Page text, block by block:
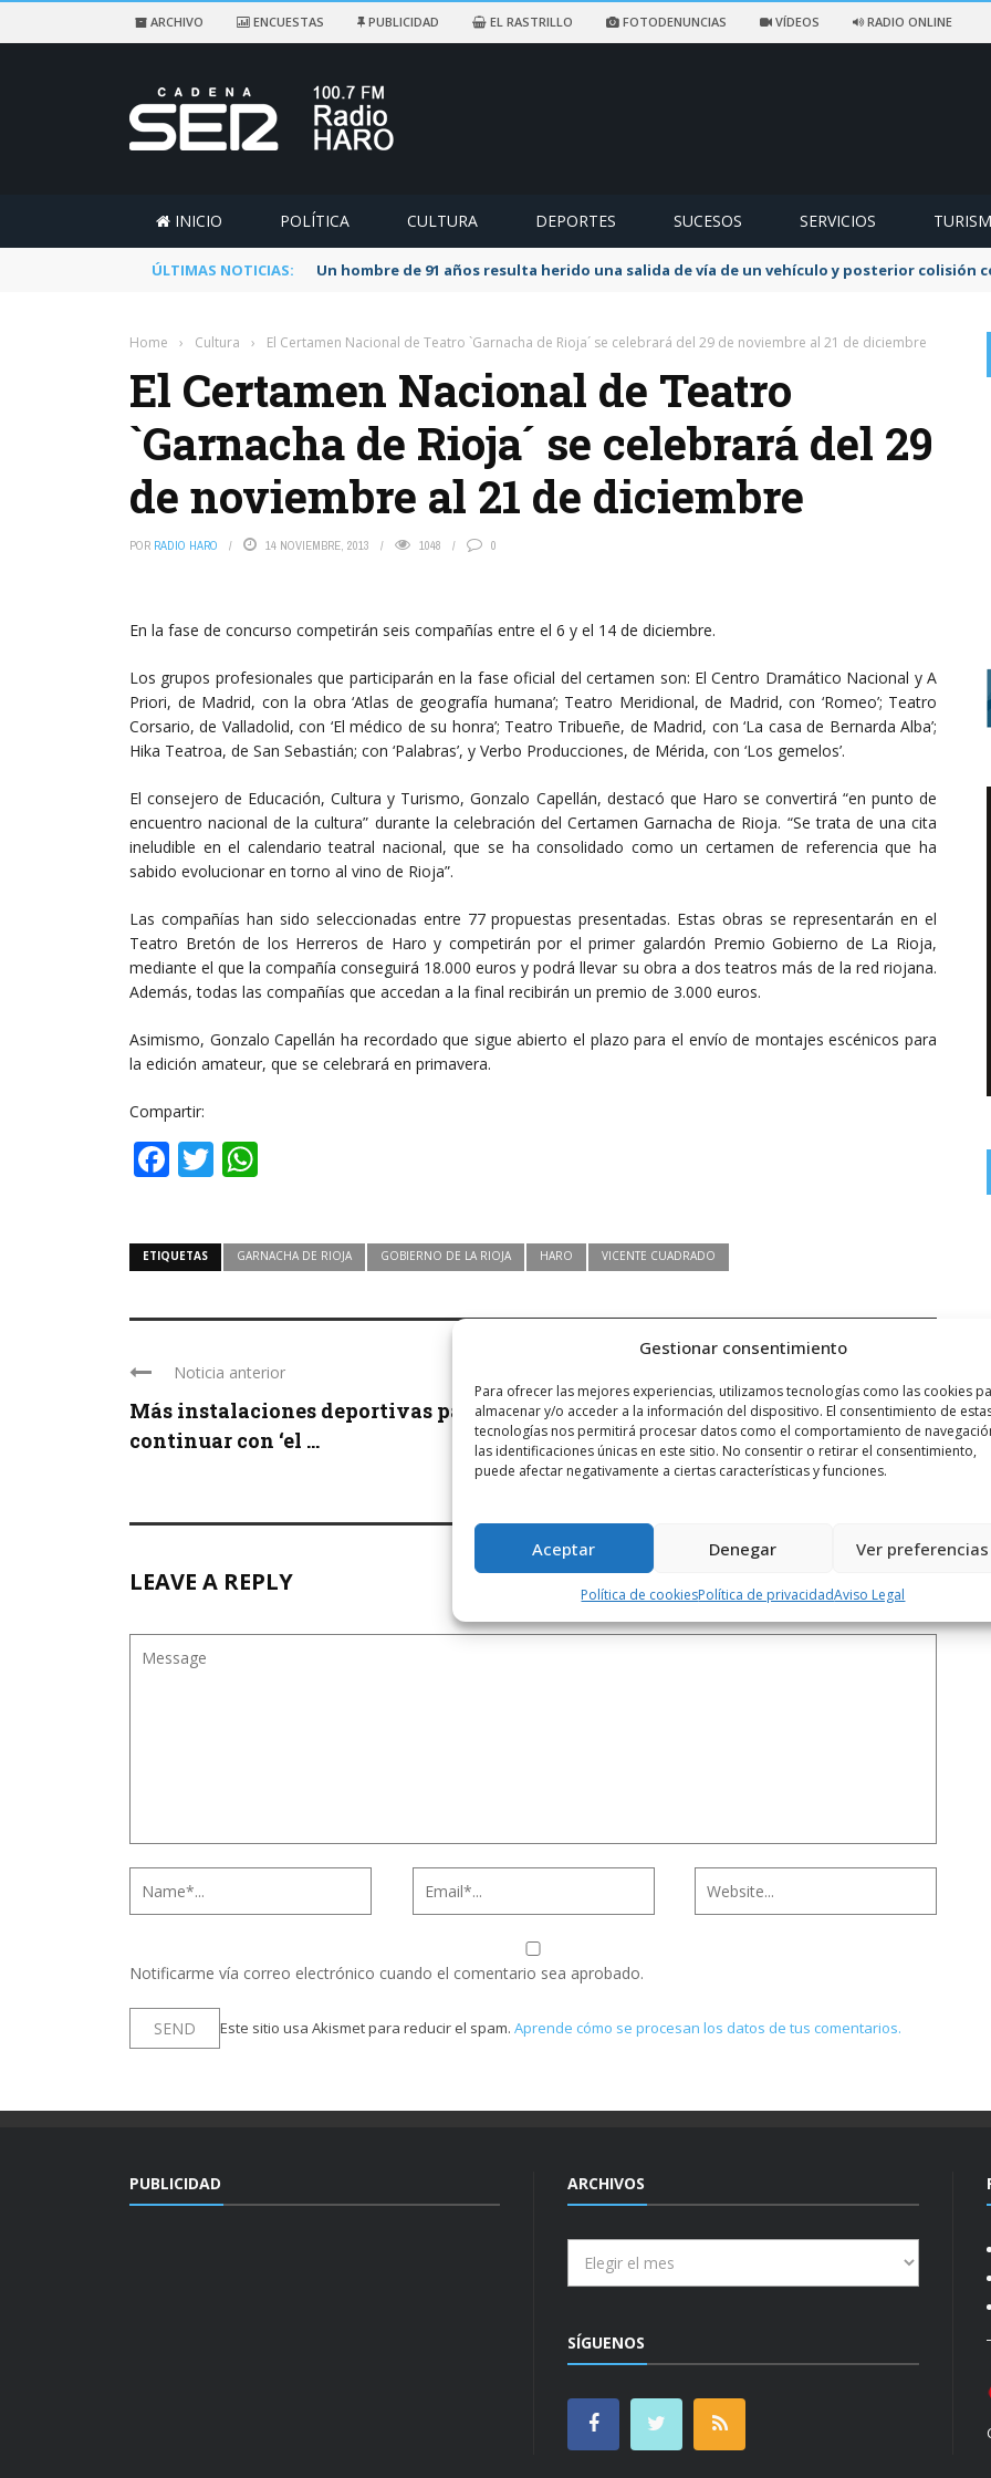
Gestionar consentimiento
Para ofrecer las mejores experiencias, utilizamos tecnologías como las cookies
almacenar y/o acceder a la información del dispositivo. El consentimiento de
tecnologías nos permitirá procesar datos como el comportamiento de
las identificaciones únicas en este sitio. No consentir o retirar el consentimiento,
puede afectar negativamente a ciertas características y funciones.
Aceptar Denegar Ver preferencias
Política de cookiesPolítica de privacidadAviso Legal
ARCHIVO ENCUESTAS PUBLICIDAD EL RASTRILLO FOTODENUNCIAS VÍDEOS RADIO ONLINE
INICIO POLÍTICA CULTURA DEPORTES SUCESOS SERVICIOS
ÚLTIMAS NOTICIAS: Un hombre de 91 años resulta herido una salida de vía de un vehículo y posterior colisión
Home › Cultura › El Certamen Nacional de Teatro `Garnacha de Rioja´ se celebrará del 29 de noviembre al 21 de diciembre
El Certamen Nacional de Teatro
`Garnacha de Rioja´ se celebrará del 29
de noviembre al 21 de diciembre
POR RADIO HARO 14 NOVIEMBRE, 2013 1048 0
En la fase de concurso competirán seis compañías entre el 6 y el 14 de diciembre.
Los grupos profesionales que participarán en la fase oficial del certamen son: El Centro Dramático Nacional y A
Priori, de Madrid, con la obra ‘Atlas de geografía humana’; Teatro Meridional, de Madrid, con ‘Romeo’; Teatro
Corsario, de Valladolid, con ‘El médico de su honra’; Teatro Tribueñe, de Madrid, con ‘La casa de Bernarda Alba’;
Hika Teatroa, de San Sebastián; con ‘Palabras’, y Verbo Producciones, de Mérida, con ‘Los gemelos’.
El consejero de Educación, Cultura y Turismo, Gonzalo Capellán, destacó que Haro se convertirá “en punto de
encuentro nacional de la cultura” durante la celebración del Certamen Garnacha de Rioja. “Se trata de una cita
ineludible en el calendario teatral nacional, que se ha consolidado como un certamen de referencia que ha
sabido evolucionar en torno al vino de Rioja”.
Las compañías han sido seleccionadas entre 77 propuestas presentadas. Estas obras se representarán en el
Teatro Bretón de los Herreros de Haro y competirán por el primer galardón Premio Gobierno de La Rioja,
mediante el que la compañía conseguirá 18.000 euros y podrá llevar su obra a dos teatros más de la red riojana.
Además, todas las compañías que accedan a la final recibirán un premio de 3.000 euros.
Asimismo, Gonzalo Capellán ha recordado que sigue abierto el plazo para el envío de montajes escénicos para
la edición amateur, que se celebrará en primavera.
Compartir:
Facebook
Twitter
ETIQUETAS GARNACHA DE RIOJA GOBIERNO DE LA RIOJA HARO VICENTE CUADRADO
Noticia anterior
Más instalaciones deportivas para
continuar con ‘el ...
Una vuelta por Haro
LEAVE A REPLY
Notificarme vía correo electrónico cuando el comentario sea aprobado.
Este sitio usa Akismet para reducir el spam. Aprende cómo se procesan los datos de tus comentarios.
PUBLICIDAD ARCHIVOS
SÍGUENOS